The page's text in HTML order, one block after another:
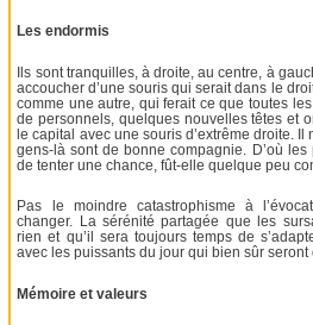
Les endormis
Ils sont tranquilles, à droite, au centre, à
accoucher d’une souris qui serait dans le
comme une autre, qui ferait ce que toutes
de personnels, quelques nouvelles têtes et
le capital avec une souris d’extrême droite. Il
gens-là sont de bonne compagnie. D’où
de tenter une chance, fût-elle quelque peu
Pas le moindre catastrophisme à
changer. La sérénité partagée que les
rien et qu’il sera toujours temps de
avec les puissants du jour qui bien sûr
Mémoire et valeurs